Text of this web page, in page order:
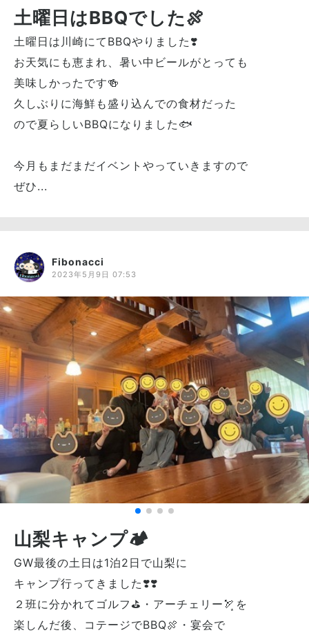
土曜日はBBQでした🍖
土曜日は川崎にてBBQやりました❣️
お天気にも恵まれ、暑い中ビールがとっても
美味しかったです🍻
久しぶりに海鮮も盛り込んでの食材だった
ので夏らしいBBQになりました🐟
今月もまだまだイベントやっていきますので
ぜひ...
Fibonacci
2023年5月9日 07:53
山梨キャンプ🏕
GW最後の土日は1泊2日で山梨に
キャンプ行ってきました❣️❣️
２班に分かれてゴルフ⛳️・アーチェリー🏹͙を
楽しんだ後、コテージでBBQ🍖・宴会で